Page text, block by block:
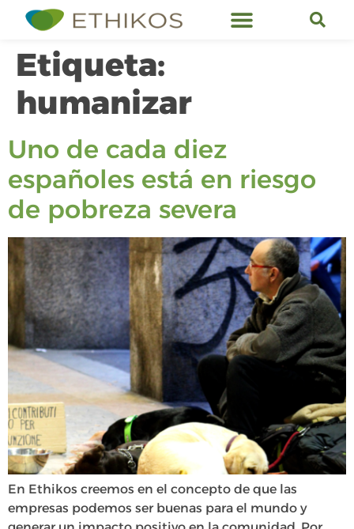
Etiqueta:
humanizar
Uno de cada diez
españoles está en riesgo
de pobreza severa
En Ethikos creemos en el concepto de que las
empresas podemos ser buenas para el mundo y